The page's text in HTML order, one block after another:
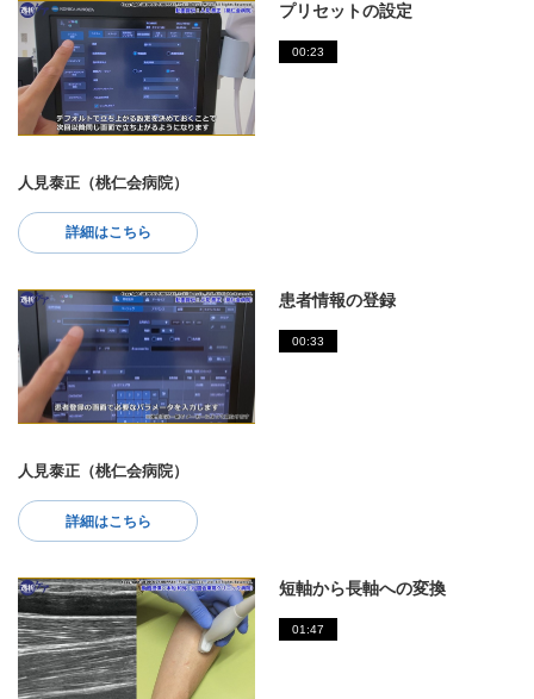
プリセットの設定
00:23
人見泰正（桃仁会病院）
詳細はこちら
患者情報の登録
00:33
人見泰正（桃仁会病院）
詳細はこちら
短軸から長軸への変換
01:47